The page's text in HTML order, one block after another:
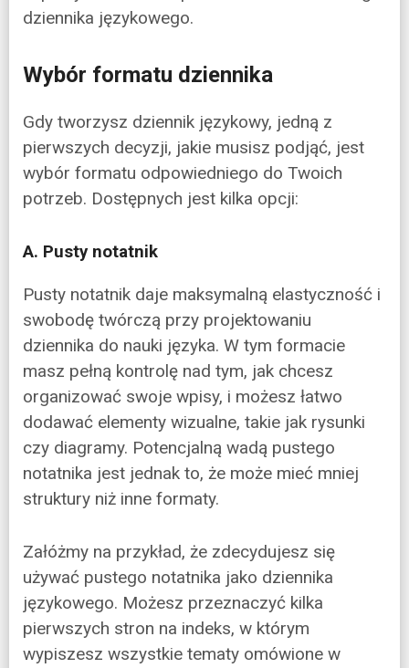
dziennika językowego.
Wybór formatu dziennika
Gdy tworzysz dziennik językowy, jedną z
pierwszych decyzji, jakie musisz podjąć, jest
wybór formatu odpowiedniego do Twoich
potrzeb. Dostępnych jest kilka opcji:
A. Pusty notatnik
Pusty notatnik daje maksymalną elastyczność i
swobodę twórczą przy projektowaniu
dziennika do nauki języka. W tym formacie
masz pełną kontrolę nad tym, jak chcesz
organizować swoje wpisy, i możesz łatwo
dodawać elementy wizualne, takie jak rysunki
czy diagramy. Potencjalną wadą pustego
notatnika jest jednak to, że może mieć mniej
struktury niż inne formaty.
Załóżmy na przykład, że zdecydujesz się
używać pustego notatnika jako dziennika
językowego. Możesz przeznaczyć kilka
pierwszych stron na indeks, w którym
wypiszesz wszystkie tematy omówione w